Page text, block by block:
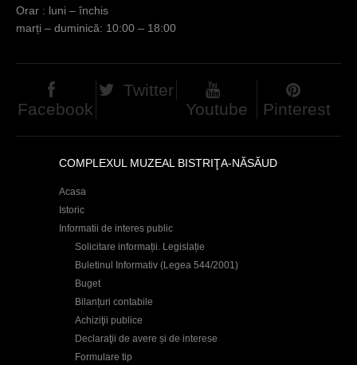
Orar : luni – închis
marți – duminică: 10:00 – 18:00
Facebook
Twitter
Youtube
Pinterest
COMPLEXUL MUZEAL BISTRIŢA-NĂSĂUD
Acasa
Istoric
Informatii de interes public
Solicitare informații. Legislație
Buletinul Informativ (Legea 544/2001)
Buget
Bilanțuri contabile
Achiziţii publice
Declaraţii de avere și de interese
Formulare tip